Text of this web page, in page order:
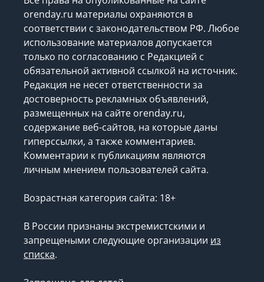
orenday.ru материалы охраняются в
соответствии с законодательством РФ. Любое
использование материалов допускается
только по согласованию с Редакцией с
обязательной активной ссылкой на источник.
Редакция не несет ответственности за
достоверность рекламных объявлений,
размещенных на сайте orenday.ru,
содержание веб-сайтов, на которые даны
гиперссылки, а также комментариев.
Комментарии к публикациям являются
личным мнением пользователей сайта.
Возрастная категория сайта: 18+
В России признаны экстремистскими и
запрещеными следующие организации из
списка.